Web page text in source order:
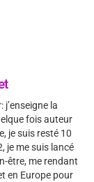
la
fois auteur
je suis resté 10
je me suis lancé
être, me rendant
en Europe pour